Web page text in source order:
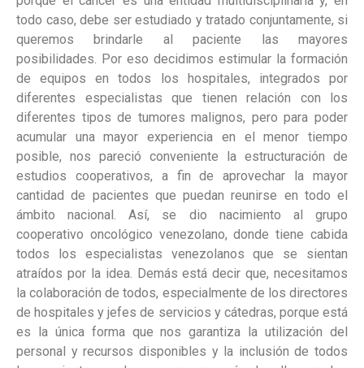
todo caso, debe ser estudiado y tratado conjuntamente, si
queremos brindarle al paciente las mayores
posibilidades. Por eso decidimos estimular la formación
de equipos en todos los hospitales, integrados por
diferentes especialistas que tienen relación con los
diferentes tipos de tumores malignos, pero para poder
acumular una mayor experiencia en el menor tiempo
posible, nos pareció conveniente la estructuración de
estudios cooperativos, a fin de aprovechar la mayor
cantidad de pacientes que puedan reunirse en todo el
ámbito nacional. Así, se dio nacimiento al grupo
cooperativo oncológico venezolano, donde tiene cabida
todos los especialistas venezolanos que se sientan
atraídos por la idea. Demás está decir que, necesitamos
la colaboración de todos, especialmente de los directores
de hospitales y jefes de servicios y cátedras, porque está
es la única forma que nos garantiza la utilización del
personal y recursos disponibles y la inclusión de todos